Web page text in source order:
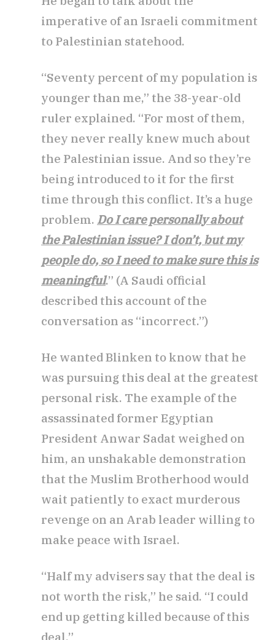
imperative of an Israeli commitment
to Palestinian statehood.
“Seventy percent of my population is
younger than me,” the 38-year-old
ruler explained. “For most of them,
they never really knew much about
the Palestinian issue. And so they’re
being introduced to it for the first
time through this conflict. It’s a huge
problem. Do I care personally about
the Palestinian issue? I don’t, but my
people do, so I need to make sure this is
meaningful.” (A Saudi official
described this account of the
conversation as “incorrect.”)
He wanted Blinken to know that he
was pursuing this deal at the greatest
personal risk. The example of the
assassinated former Egyptian
President Anwar Sadat weighed on
him, an unshakable demonstration
that the Muslim Brotherhood would
wait patiently to exact murderous
revenge on an Arab leader willing to
make peace with Israel.
“Half my advisers say that the deal is
not worth the risk,” he said. “I could
end up getting killed because of this
deal.”